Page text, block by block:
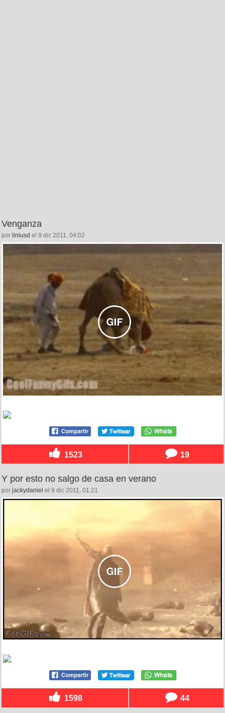
Venganza
por liniusd el 9 dic 2011, 04:02
1523 19
Y por esto no salgo de casa en verano
por jackydaniel el 9 dic 2011, 01:21
1598 44